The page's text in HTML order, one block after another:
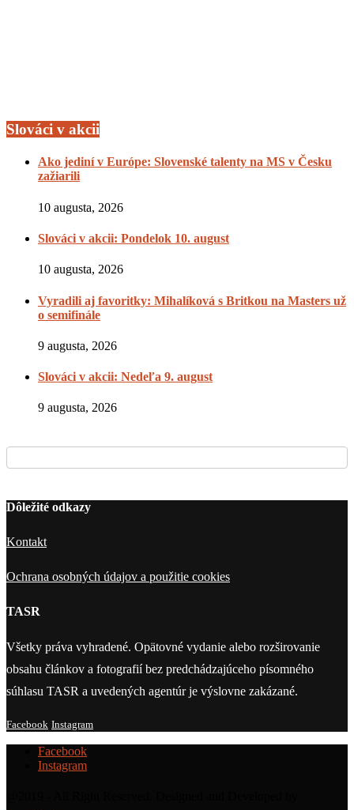
Slováci v akcii
Ako jediní v Európe: Slovenské talenty na MS v Česku
zažiarili
10 augusta, 2026
Slováci v akcii: Pondelok 10. august
10 augusta, 2026
Vyradili aj favoritky: Mihalíková s Britkou na Masters už
o semifinále
9 augusta, 2026
Slováci v akcii: Nedeľa 9. august
9 augusta, 2026
Dôležité odkazy
Kontakt
Ochrana osobných údajov a použitie cookies
TASR
Všetky práva vyhradené. Opätovné vydanie alebo rozširovanie
obsahu článkov a fotografií bez predchádzajúceho písomného
súhlasu TASR a uvedených agentúr je výslovne zakázané.
Facebook Instagram
Facebook
Instagram